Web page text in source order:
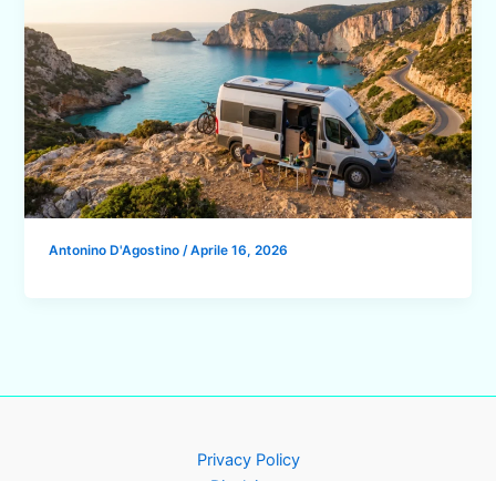
Antonino D'Agostino/Aprile 16, 2026
Privacy Policy